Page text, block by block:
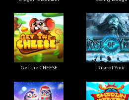
Get the CHEESE Rise of Ymir